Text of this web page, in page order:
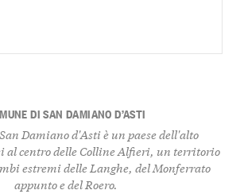
DI SAN DAMIANO D’ASTI
Damiano d'Asti è un paese dell'alto
al centro delle Colline Alfieri, un territorio
estremi delle Langhe, del Monferrato
appunto e del Roero.